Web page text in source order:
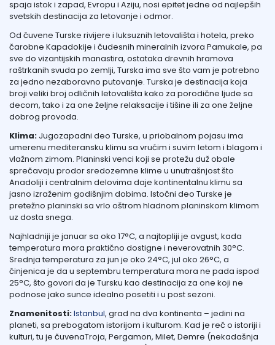
spaja istok i zapad, Evropu i Aziju, nosi epitet jedne od najlepših
svetskih destinacija za letovanje i odmor.
Od čuvene Turske rivijere i luksuznih letovališta i hotela, preko
čarobne Kapadokije i čudesnih mineralnih izvora Pamukale, pa
sve do vizantijskih manastira, ostataka drevnih hramova
raštrkanih svuda po zemlji, Turska ima sve što vam je potrebno
za jedno nezaboravno putovanje. Turska je destinacija koja
broji veliki broj odličnih letovališta kako za porodične ljude sa
decom, tako i za one željne relaksacije i tišine ili za one željne
dobrog provoda.
Klima: Jugozapadni deo Turske, u priobalnom pojasu ima
umerenu mediteransku klimu sa vrućim i suvim letom i blagom i
vlažnom zimom. Planinski venci koji se protežu duž obale
sprečavaju prodor sredozemne klime u unutrašnjost što
Anadoliji i centralnim delovima daje kontinentalnu klimu sa
jasno izraženim godišnjim dobima. Istočni deo Turske je
pretežno planinski sa vrlo oštrom hladnom planinskom klimom
uz dosta snega.
Najhladniji je januar sa oko 17°C, a najtopliji je avgust, kada
temperatura mora praktično dostigne i neverovatnih 30°C.
Srednja temperatura za jun je oko 24°C, jul oko 26°C, a
činjenica je da u septembru temperatura mora ne pada ispod
25°C, što govori da je Tursku kao destinacija za one koji ne
podnose jako sunce idealno posetiti i u post sezoni.
Znamenitosti:Istanbul, grad na dva kontinenta – jedini na
planeti, sa prebogatom istorijom i kulturom. Kad je reč o istoriji i
kulturi, tu je čuvenaTroja, Pergamon, Milet, Demre (nekadašnja